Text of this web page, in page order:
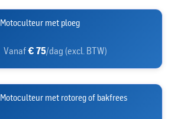
Motoculteur met ploeg
Vanaf€ 75/dag (excl. BTW)
Motoculteur met rotoreg of bakfrees